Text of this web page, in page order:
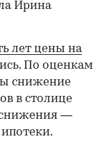
Ирина
лет цены на
По оценкам
снижение
в столице
снижения —